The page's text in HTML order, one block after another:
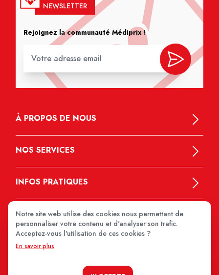
NEWSLETTER
Rejoignez la communauté Médiprix !
À PROPOS DE NOUS
NOS SERVICES
INFOS PRATIQUES
Notre site web utilise des cookies nous permettant de
personnaliser votre contenu et d'analyser son trafic.
Acceptez-vous l'utilisation de ces cookies ?
En savoir plus